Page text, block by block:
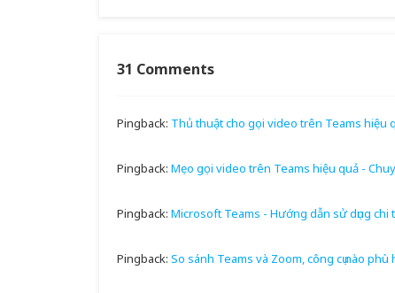
31 Comments
Pingback: Thủ thuật cho gọi video trên Teams hiệu
Pingback: Mẹo gọi video trên Teams hiệu quả -
Pingback: Microsoft Teams - Hướng dẫn sử dụng
Pingback: So sánh Teams và Zoom, công cụ nào